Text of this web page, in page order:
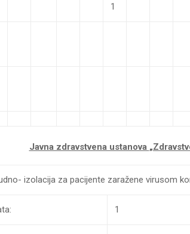
1
Javna zdravstvena ustanova
izolacija za pacijente zaražene virusom
1